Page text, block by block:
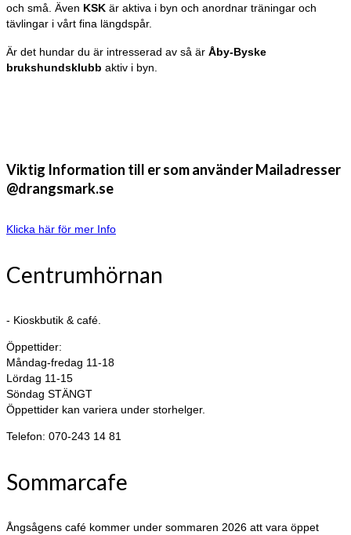
och små. Även KSK är aktiva i byn och anordnar träningar och
tävlingar i vårt fina längdspår.
Är det hundar du är intresserad av så är Åby-Byske
brukshundsklubb aktiv i byn.
Viktig Information till er som använder Mailadresser
@drangsmark.se
Klicka här för mer Info
Centrumhörnan
- Kioskbutik & café.
Öppettider:
Måndag-fredag 11-18
Lördag 11-15
Söndag STÄNGT
Öppettider kan variera under storhelger.
Telefon: 070-243 14 81
Sommarcafe
Ångsågens café kommer under sommaren 2026 att vara öppet